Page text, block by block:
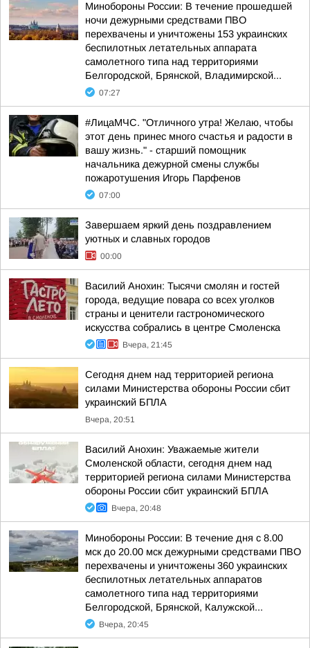
Минобороны России: В течение прошедшей
ночи дежурными средствами ПВО
перехвачены и уничтожены 153 украинских
беспилотных летательных аппарата
самолетного типа над территориями
Белгородской, Брянской, Владимирской...
07:27
#ЛицаМЧС. "Отличного утра! Желаю, чтобы
этот день принес много счастья и радости в
вашу жизнь." - старший помощник
начальника дежурной смены службы
пожаротушения Игорь Парфенов
07:00
Завершаем яркий день поздравлением
уютных и славных городов
00:00
Василий Анохин: Тысячи смолян и гостей
города, ведущие повара со всех уголков
страны и ценители гастрономического
искусства собрались в центре Смоленска
Вчера, 21:45
Сегодня днем над территорией региона
силами Министерства обороны России сбит
украинский БПЛА
Вчера, 20:51
Василий Анохин: Уважаемые жители
Смоленской области, сегодня днем над
территорией региона силами Министерства
обороны России сбит украинский БПЛА
Вчера, 20:48
Минобороны России: В течение дня с 8.00
мск до 20.00 мск дежурными средствами ПВО
перехвачены и уничтожены 360 украинских
беспилотных летательных аппаратов
самолетного типа над территориями
Белгородской, Брянской, Калужской...
Вчера, 20:45